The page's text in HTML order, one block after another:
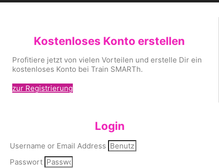
Kostenloses Konto erstellen
Profitiere jetzt von vielen Vorteilen und erstelle Dir ein
kostenloses Konto bei Train SMARTh.
zur Registrierung
Login
Username or Email Address
Passwort